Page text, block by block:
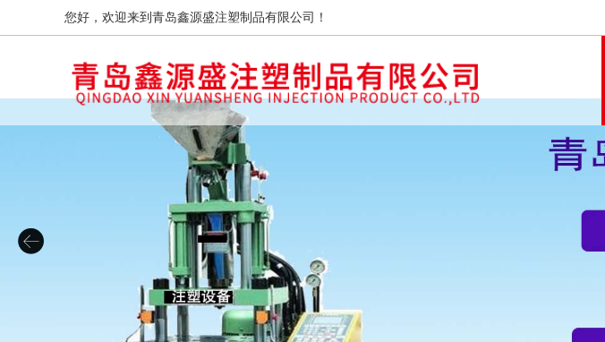
您好，欢迎来到青岛鑫源盛注塑制品有限公司！